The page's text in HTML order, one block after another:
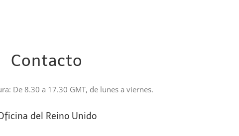
Contacto
De 8.30 a 17.30 GMT, de lunes a viernes.
del Reino Unido